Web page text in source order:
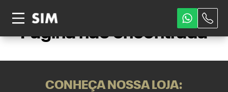
Página não encontrada
CONHEÇA NOSSA LOJA: